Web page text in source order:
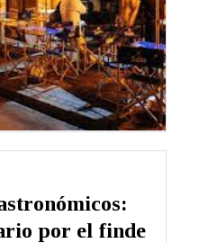
por el finde